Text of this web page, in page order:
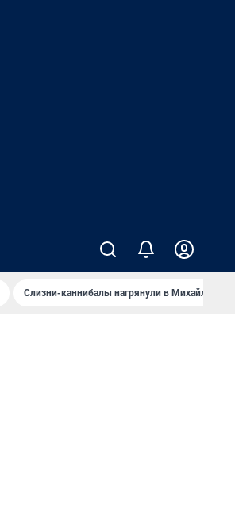
Слизни-каннибалы нагрянули в Михайлов